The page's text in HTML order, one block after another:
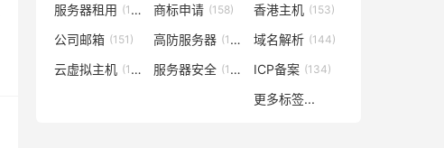
服务器租用 (160) 商标申请 (158) 香港主机 (153)
公司邮箱 (151) 高防服务器 (146) 域名解析 (144)
云虚拟主机 (140) 服务器安全 (137) ICP备案 (134)
更多标签...